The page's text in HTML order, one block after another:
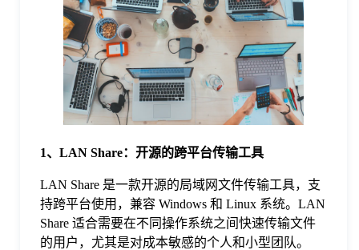
题
1、LAN Share：开源的跨平台传输工具
LAN Share 是一款开源的局域网文件传输工具，支
持跨平台使用，兼容 Windows 和 Linux 系统。LAN
Share 适合需要在不同操作系统之间快速传输文件
的用户，尤其是对成本敏感的个人和小型团队。